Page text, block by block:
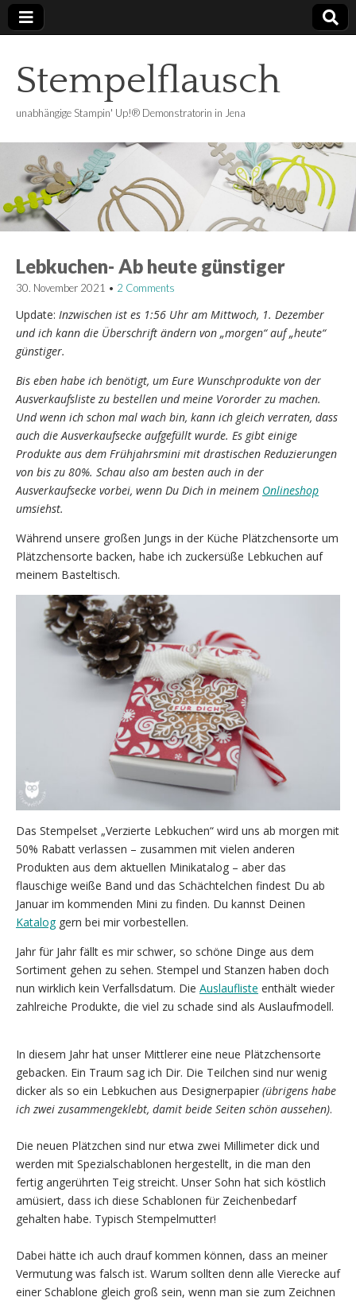
Stempelflausch
unabhängige Stampin' Up!® Demonstratorin in Jena
Lebkuchen- Ab heute günstiger
30. November 2021 • 2 Comments
Update: Inzwischen ist es 1:56 Uhr am Mittwoch, 1. Dezember
und ich kann die Überschrift ändern von „morgen“ auf „heute“
günstiger.
Bis eben habe ich benötigt, um Eure Wunschprodukte von der
Ausverkaufsliste zu bestellen und meine Vororder zu machen.
Und wenn ich schon mal wach bin, kann ich gleich verraten, dass
auch die Ausverkaufsecke aufgefüllt wurde. Es gibt einige
Produkte aus dem Frühjahrsmini mit drastischen Reduzierungen
von bis zu 80%. Schau also am besten auch in der
Ausverkaufsecke vorbei, wenn Du Dich in meinem Onlineshop
umsiehst.
Während unsere großen Jungs in der Küche Plätzchensorte um
Plätzchensorte backen, habe ich zuckersüße Lebkuchen auf
meinem Basteltisch.
Das Stempelset „Verzierte Lebkuchen“ wird uns ab morgen mit
50% Rabatt verlassen – zusammen mit vielen anderen
Produkten aus dem aktuellen Minikatalog – aber das
flauschige weiße Band und das Schächtelchen findest Du ab
Januar im kommenden Mini zu finden. Du kannst Deinen
Kataloggern bei mir vorbestellen.
Jahr für Jahr fällt es mir schwer, so schöne Dinge aus dem
Sortiment gehen zu sehen. Stempel und Stanzen haben doch
nun wirklich kein Verfallsdatum. Die Auslaufliste enthält wieder
zahlreiche Produkte, die viel zu schade sind als Auslaufmodell.
In diesem Jahr hat unser Mittlerer eine neue Plätzchensorte
gebacken. Ein Traum sag ich Dir. Die Teilchen sind nur wenig
dicker als so ein Lebkuchen aus Designerpapier (übrigens habe
ich zwei zusammengeklebt, damit beide Seiten schön aussehen).
Die neuen Plätzchen sind nur etwa zwei Millimeter dick und
werden mit Spezialschablonen hergestellt, in die man den
fertig angerührten Teig streicht. Unser Sohn hat sich köstlich
amüsiert, dass ich diese Schablonen für Zeichenbedarf
gehalten habe. Typisch Stempelmutter!
Dabei hätte ich auch drauf kommen können, dass an meiner
Vermutung was falsch ist. Warum sollten denn alle Vierecke auf
einer Schablone gleich groß sein, wenn man sie zum Zeichnen